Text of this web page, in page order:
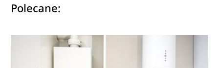
Polecane: